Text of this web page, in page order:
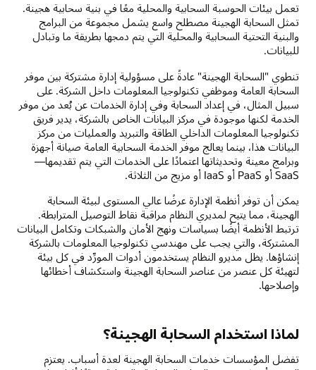
تعمل بيئات الحوسبة السحابية والمحلية معًا في بنية سحابية هجينة.
تمثل السحابة الهجينة مصطلح واسع يشمل مجموعة من البرامج
والبنية التحتية السحابية والمحلية التي يتم دمجها بطريقة ما وتبادل
للبيانات.
تنطوي "السحابة الهجينة" عادةً على مسؤولية إدارة مشتركة بين موفر
السحابة العامة وموظفي تكنولوجيا المعلومات داخل الشركة. على
سبيل المثال، في إعداد السحابة وفي إدارة الخدمات عن بُعد من موفر
الخدمة لكنها موجودة في مركز البيانات الخاص بالشركة، يدير فريق
تكنولوجيا المعلومات الداخلي الطاقة والتبريد والعمليات من مركز
البيانات هذا، بينما يعالج موفر الخدمة السحابية العامة صيانة أجهزة
وبرامج معينة وتحديثاتها اعتمادًا على الخدمات التي يتم تقديمها—
SaaS أو PaaS أو IaaS أو مزيج من الثلاثة.
يمكن أن توفر أنظمة الإدارة عرضًا عالي المستوى لبيئة السحابة
الهجينة، مما يتيح لمديري النظام مراقبة نقاط التوصيل المترابطة.
ترتبط الأنظمة أيضًا بسياسات ونهج الأمان والشبكات وتكامل البيانات
المشتركة، والتي يجب على مهندسي تكنولوجيا المعلومات بالشركة
إنشاؤها. يظل مديرو النظام يستخدمون أدوات المورِّد في كل بيئة
لتهيئة كل عنصر من عناصر السحابة الهجينة واستكشاف أخطائها
وإصلاحها.
لماذا استخدام السحابة الهجينة؟
تفضل المؤسسات خدمات السحابة الهجينة لعدة أسباب. يعتزم